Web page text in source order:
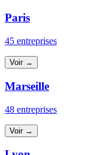
Paris
45 entreprises
Voir →
Marseille
48 entreprises
Voir →